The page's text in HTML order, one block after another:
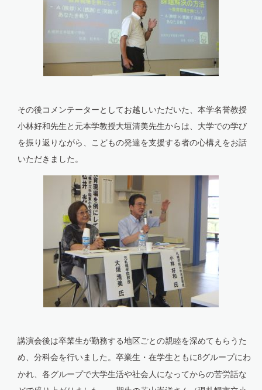
その後コメンテーターとしてお越しいただいた、本学名誉教授
小林好和先生と元本学教授大垣清美先生からは、大学での学び
を振り返りながら、こどもの発達を支援する者の心構えをお話
いただきました。
講演会後は卒業生が勤務する地区ごとの親睦を深めてもらうた
め、分科会を行いました。卒業生・在学生ともに8グループにわ
かれ、各グループで大学生活や社会人になってからの苦労話な